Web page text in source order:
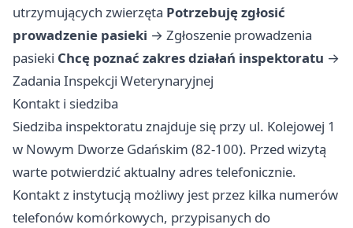
utrzymujących zwierzęta Potrzebuję zgłosić
prowadzenie pasieki → Zgłoszenie prowadzenia
pasieki Chcę poznać zakres działań inspektoratu →
Zadania Inspekcji Weterynaryjnej
Kontakt i siedziba
Siedziba inspektoratu znajduje się przy ul. Kolejowej 1
w Nowym Dworze Gdańskim (82-100). Przed wizytą
warte potwierdzić aktualny adres telefonicznie.
Kontakt z instytucją możliwy jest przez kilka numerów
telefonów komórkowych, przypisanych do